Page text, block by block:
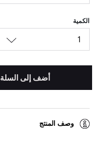
الكمية
1
أضف إلى السلة
وصف المنتج